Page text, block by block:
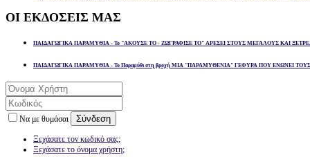
ΟΙ ΕΚΔΟΣΕΙΣ ΜΑΣ
ΠΑΙΔΑΓΩΓΙΚΑ ΠΑΡΑΜΥΘΙΑ - Το "ΑΚΟΥΣΕ ΤΟ - ΖΩΓΡΑΦΙΣΕ ΤΟ" ΑΡΕΣΕΙ ΣΤΟΥΣ ΜΕΓΑΛΟΥΣ ΚΑΙ
ΠΑΙΔΑΓΩΓΙΚΑ ΠΑΡΑΜΥΘΙΑ - Το Παραμύθι στη βροχή ΜΙΑ "ΠΑΡΑΜΥΘΕΝΙΑ" ΓΕΦΥΡΑ ΠΟΥ ΕΝΩΝΕΙ
Να με θυμάσαι Σύνδεση
Ξεχάσατε τον κωδικό σας;
Ξεχάσατε το όνομα χρήστη;